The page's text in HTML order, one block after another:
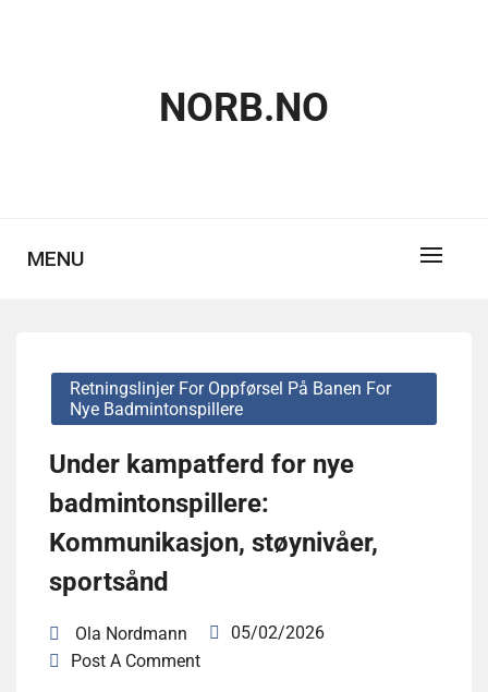
NORB.NO
MENU
Retningslinjer For Oppførsel På Banen For
Nye Badmintonspillere
Under kampatferd for nye
badmintonspillere:
Kommunikasjon, støynivåer,
sportsånd
Ola Nordmann
05/02/2026
Post A Comment